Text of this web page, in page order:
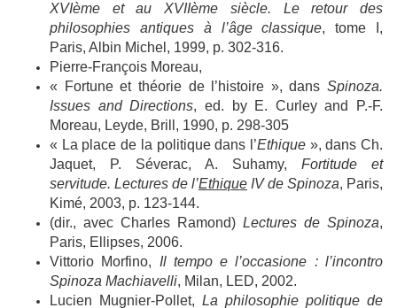
XVIème et au XVIIème siècle. Le retour des
philosophies antiques à l’âge classique, tome I,
Paris, Albin Michel, 1999, p. 302-316.
Pierre-François Moreau,
« Fortune et théorie de l’histoire », dans Spinoza.
Issues and Directions, ed. by E. Curley and P.-F.
Moreau, Leyde, Brill, 1990, p. 298-305
« La place de la politique dans l’Ethique», dans Ch.
Jaquet, P. Séverac, A. Suhamy, Fortitude et
servitude. Lectures de l’Ethique IV de Spinoza, Paris,
Kimé, 2003, p. 123-144.
(dir., avec Charles Ramond) Lectures de Spinoza,
Paris, Ellipses, 2006.
Vittorio Morfino, Il tempo e l’occasione : l’incontro
Spinoza Machiavelli, Milan, LED, 2002.
Lucien Mugnier-Pollet, La philosophie politique de